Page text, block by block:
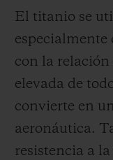
El titanio se
especialmente
con la relación
elevada de
convierte en
aeronáutica.
resistencia a